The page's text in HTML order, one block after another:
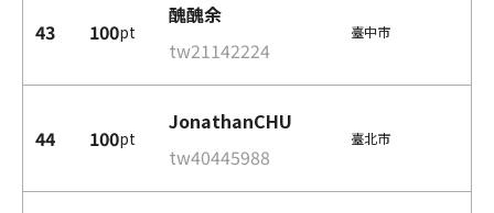
43 100pt
醜醜余
tw21142224
臺中市
44 100pt
JonathanCHU
tw40445988
臺北市